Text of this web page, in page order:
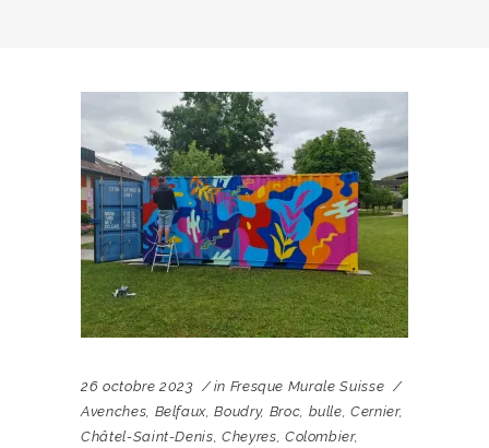
26 octobre 2023 in Fresque Murale Suisse
Avenches, Belfaux,Boudry, Broc, bulle,Cernier,
Châtel-Saint-Denis,Cheyres, Colombier,